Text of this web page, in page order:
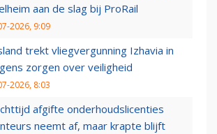
aan de slag bij ProRail
2026, 9:09
trekt vliegvergunning Izhavia in
zorgen over veiligheid
2026, 8:03
afgifte onderhoudslicenties
neemt af, maar krapte blijft